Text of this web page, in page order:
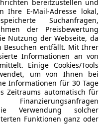
bereitzustellen und
Ihre E-Mail-Adresse lokal,
Suchanfragen,
der Preisbewertung
Nutzung der Webseite, da
Besuchen entfällt. Mit Ihrer
Informationen an von
Einige Cookies/Tools
um von Ihnen bei
Informationen für 30 Tage
Zeitraums automatisch für
Verwendung solcher
Funktionen ganz oder